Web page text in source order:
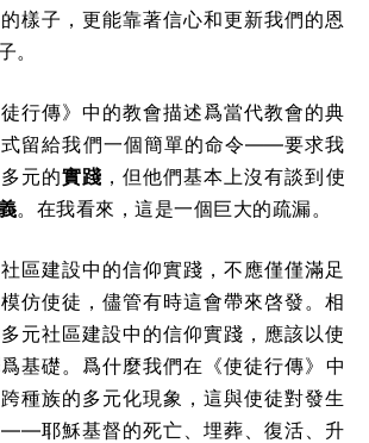
樣子，更能靠著信心和更新我們的恩
。
行傳》中的教會描述爲當代教會的典
留給我們一個簡單的命令——要求我
元的實踐 ，但他們基本上沒有談到使
。在我看來，這是一個巨大的疏漏。
區建設中的信仰實踐，不應僅僅滿足
仿使徒，儘管有時這會帶來啓發。相
元社區建設中的信仰實踐，應該以使
爲基礎。爲什麼我們在《使徒行傳》中
種族的多元化現象，這與使徒對發生
耶穌基督的死亡、埋葬、復活、升